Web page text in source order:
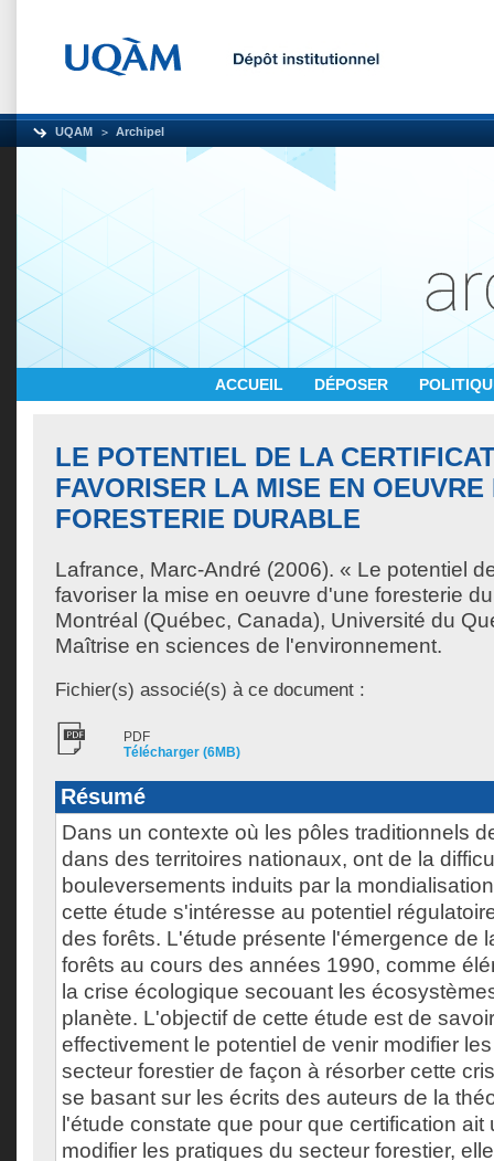
UQAM Archipel
ACCUEIL DÉPOSER
LE POTENTIEL DE LA
FAVORISER LA MISE EN OEUVRE
FORESTERIE DURABLE
Lafrance, Marc-André (2006). « Le potentiel
favoriser la mise en oeuvre d'une foresterie
Montréal (Québec, Canada), Université du
Maîtrise en sciences de l'environnement.
Fichier(s) associé(s) à ce document :
PDF
Télécharger (6MB)
Résumé
Dans un contexte où les pôles traditionnels
dans des territoires nationaux, ont de la
bouleversements induits par la
cette étude s'intéresse au potentiel
des forêts. L'étude présente l'émergence de
forêts au cours des années 1990, comme
la crise écologique secouant les
planète. L'objectif de cette étude est de
effectivement le potentiel de venir modifier
secteur forestier de façon à résorber cette
se basant sur les écrits des auteurs de la
l'étude constate que pour que certification ait
modifier les pratiques du secteur forestier,